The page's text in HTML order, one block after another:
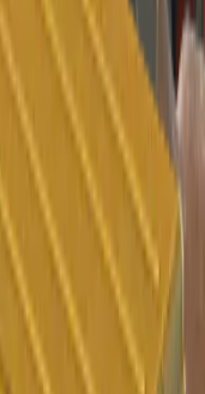
Spectrum
делает этот
доступен и может
его достаточно
Шанс выпадения